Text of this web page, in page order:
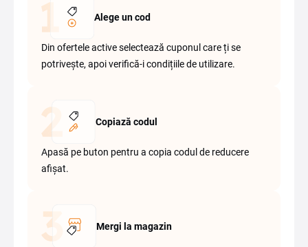
Alege un cod
Din ofertele active selectează cuponul care ți se
potrivește, apoi verifică-i condițiile de utilizare.
Copiază codul
Apasă pe buton pentru a copia codul de reducere
afișat.
Mergi la magazin